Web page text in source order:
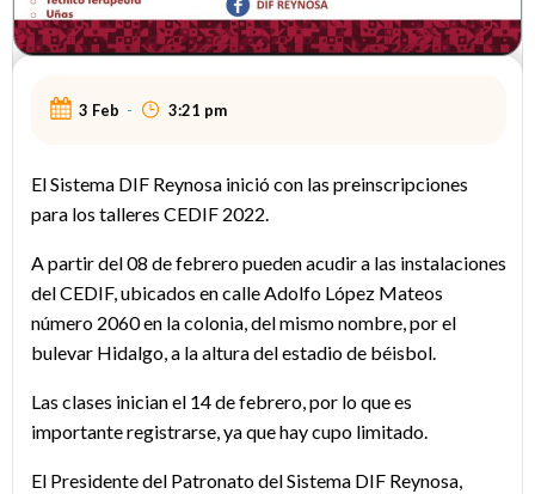
3 Feb - 3:21 pm
El Sistema DIF Reynosa inició con las preinscripciones
para los talleres CEDIF 2022.
A partir del 08 de febrero pueden acudir a las instalaciones
del CEDIF, ubicados en calle Adolfo López Mateos
número 2060 en la colonia, del mismo nombre, por el
bulevar Hidalgo, a la altura del estadio de béisbol.
Las clases inician el 14 de febrero, por lo que es
importante registrarse, ya que hay cupo limitado.
El Presidente del Patronato del Sistema DIF Reynosa,